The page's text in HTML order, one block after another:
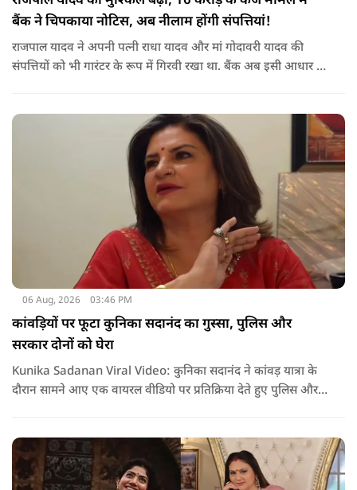
बैंक ने चिपकाया नोटिस, अब नीलाम होंगी संपत्तियां!
राजपाल यादव ने अपनी पत्नी राधा यादव और मां गोदावरी यादव की
संपत्तियों को भी गारंटर के रूप में गिरवी रखा था. बैंक अब इसी आधार पर
वसूली प्रक्रिया चल रही है.
06 Aug, 2026 03:46 PM
कांवड़ियों पर फूटा कुनिका सदानंद का गुस्सा, पुलिस और
सरकार दोनों को घेरा
Kunika Sadanan Viral Video: कुनिका सदानंद ने कांवड़ यात्रा के
दौरान सामने आए एक वायरल वीडियो पर प्रतिक्रिया देते हुए पुलिस और
मारपीट करता है, तो उसके खिलाफ सख्त कार्रवाई होनी चाहिए.